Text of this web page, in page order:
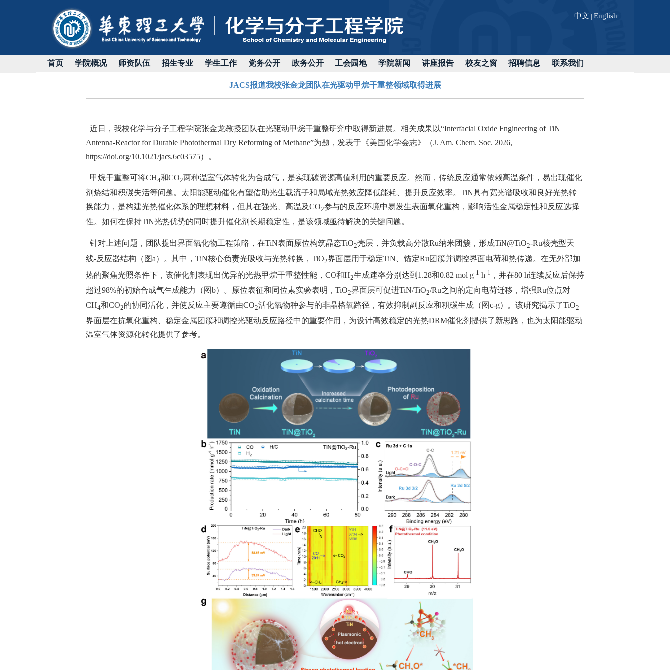
中文 | English
首页 学院概况 师资队伍 招生专业 学生工作 党务公开 政务公开 工会园地 学院新闻 讲座报告 校友之窗 招聘信息 联系我们
JACS报道我校张金龙团队在光驱动甲烷干重整领域取得进展
近日，我校化学与分子工程学院张金龙教授团队在光驱动甲烷干重整研究中取得新进展。相关成果以“Interfacial Oxide Engineering of TiN
Antenna-Reactor for Durable Photothermal Dry Reforming of Methane”为题，发表于《美国化学会志》 （J. Am. Chem. Soc. 2026,
https://doi.org/10.1021/jacs.6c03575） 。
甲烷干重整可将CH4和CO2两种温室气体转化为合成气，是实现碳资源高值利用的重要反应。然而，传统反应通常依赖高温条件，易出现催化
剂烧结和积碳失活等问题。太阳能驱动催化有望借助光生载流子和局域光热效应降低能耗、提升反应效率。TiN具有宽光谱吸收和良好光热转
换能力，是构建光热催化体系的理想材料，但其在强光、高温及CO2参与的反应环境中易发生表面氧化重构，影响活性金属稳定性和反应选择
性。如何在保持TiN光热优势的同时提升催化剂长期稳定性，是该领域亟待解决的关键问题。
针对上述问题，团队提出界面氧化物工程策略，在TiN表面原位构筑晶态TiO2壳层，并负载高分散Ru纳米团簇，形成TiN@TiO2-Ru核壳型天
线-反应器结构（图a）。其中， TiN核心负责光吸收与光热转换， TiO2界面层用于稳定TiN 锚定Ru团簇并调控界面电荷和热传递。在无外部加
热的聚焦光照条件下，该催化剂表现出优异的光热甲烷干重整性能， CO和H2生成速率分别达到 1.28和0.82 mol g-1 h-1 ，并在80 h连续反应后保持
超过98%的初始合成气生成能力（图b）。原位表征和同位素实验表明， TiO2界面层可促进TiN/TiO2/Ru之间的定向电荷迁移，增强Ru位点对
CH4和CO2的协同活化，并使反应主要遵循由CO2活化氧物种参与的非晶格氧路径，有效抑制副反应和积碳生成（图 c-g）。该研究揭示了TiO2
界面层在抗氧化重构、稳定金属团簇和调控光驱动反应路径中的重要作用，为设计高效稳定的光热DRM催化剂提供了新思路，也为太阳能驱动
温室气体资源化转化提供了参考。